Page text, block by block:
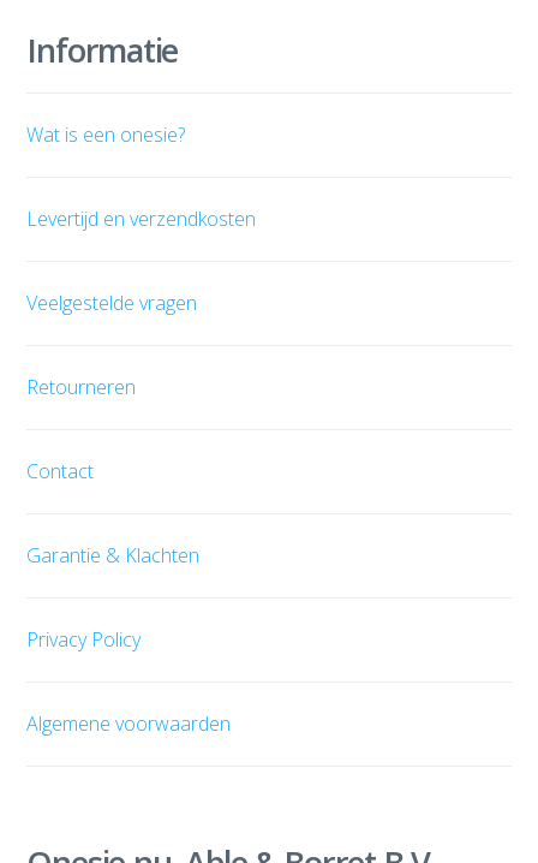
Informatie
Wat is een onesie?
Levertijd en verzendkosten
Veelgestelde vragen
Retourneren
Contact
Garantie & Klachten
Privacy Policy
Algemene voorwaarden